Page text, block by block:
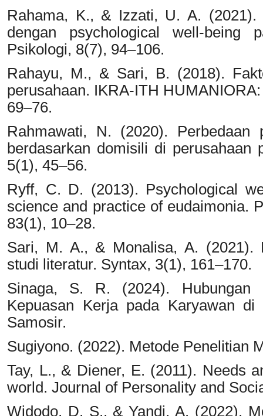
Rahama, K., & Izzati, U. A. (2021).
dengan psychological well-being
Psikologi, 8(7), 94–106.
Rahayu, M., & Sari, B. (2018).
perusahaan. IKRA-ITH
69–76.
Rahmawati, N. (2020). Perbedaan
berdasarkan domisili di perusahaan
5(1), 45–56.
Ryff, C. D. (2013). Psychological
science and practice of eudaimonia.
83(1), 10–28.
Sari, M. A., & Monalisa, A. (2021).
studi literatur. Syntax, 3(1), 161–170.
Sinaga, S. R. (2024). Hubungan
Kepuasan Kerja pada Karyawan
Samosir.
Sugiyono. (2022). Metode Penelitian
Tay, L., & Diener, E. (2011). Needs
world. Journal of Personality and
Widodo, D. S., & Yandi, A. (2022).